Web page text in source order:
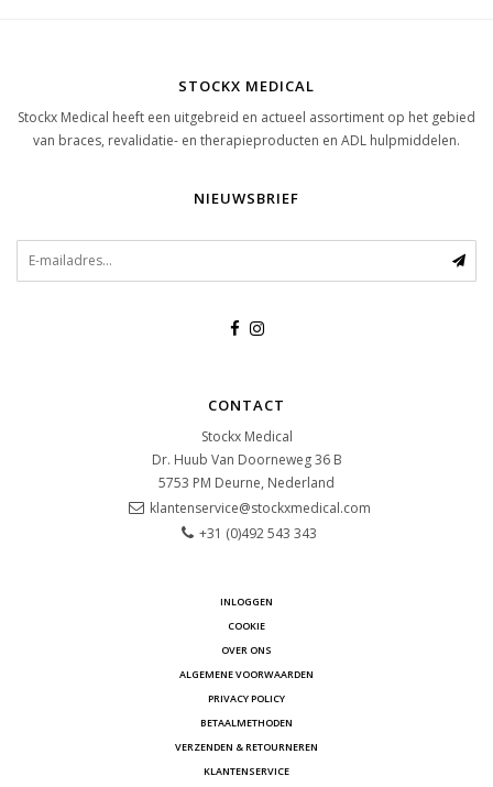
STOCKX MEDICAL
Stockx Medical heeft een uitgebreid en actueel assortiment op het gebied
van braces, revalidatie- en therapieproducten en ADL hulpmiddelen.
NIEUWSBRIEF
CONTACT
Stockx Medical
Dr. Huub Van Doorneweg 36 B
5753 PM Deurne, Nederland
klantenservice@stockxmedical.com
+31 (0)492 543 343
INLOGGEN
COOKIE
OVER ONS
ALGEMENE VOORWAARDEN
PRIVACY POLICY
BETAALMETHODEN
VERZENDEN & RETOURNEREN
KLANTENSERVICE